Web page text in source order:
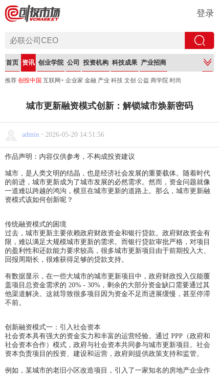
登录
首页 资讯 创业学院 公司 投资机构 科技成果 产业招商
推荐 创投中国 互联网+ 企业家 金融 产业 科技 文创 公益 商学院 时尚
城市更新融资模式创新：解锁城市焕新密码
admin · 2026-05-20 14:51:56
作品声明：内容仅供参考，不构成投资建议
城市，是人类文明的结晶，也是经济社会发展的重要载体。随着时代
的前进，城市更新成为了城市发展的必然需求。然而，资金问题就像
一道难以跨越的鸿沟，横亘在城市更新的道路上。那么，城市更新融
资模式该如何创新呢？
传统融资模式的困境
过去，城市更新主要依赖政府财政资金和银行贷款。政府财政资金有
限，难以满足大规模城市更新的需求。而银行贷款审批严格，对项目
的盈利性和还款能力要求较高，很多城市更新项目由于前期投入大、
回报周期长，很难获得足够的贷款支持。
有数据显示，在一些大城市的城市更新项目中，政府财政投入仅能覆
盖项目总资金需求的 20% - 30%，剩余的大部分资金缺口需要通过其
他渠道解决。这就导致很多项目因为资金不足而进展缓慢，甚至停滞
不前。
创新融资模式一：引入社会资本
社会资本具有强大的资金实力和丰富的运营经验。通过 PPP（政府和
社会资本合作）模式，政府与社会资本共同参与城市更新项目。社会
资本负责项目的投资、建设和运营，政府则提供政策支持和监管。
例如，某城市的老旧小区改造项目，引入了一家知名的房地产企业作